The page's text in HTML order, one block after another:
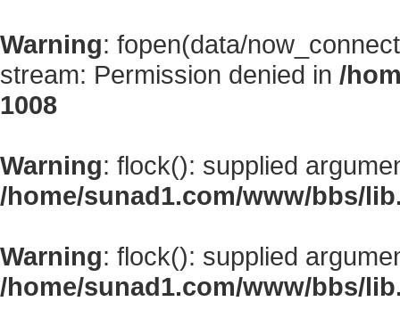
Warning: fopen(data/
stream: Permission denied in /
1008
Warning: flock(): supplied
/home/sunad1.com/www/bbs/
Warning: flock(): supplied
/home/sunad1.com/www/bbs/